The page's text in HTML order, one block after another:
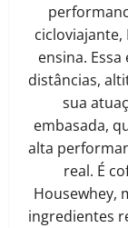
cicloviajante,
ensina.
distâncias,
sua
embasada,
alta
real. É
Housewhey,
ingredientes